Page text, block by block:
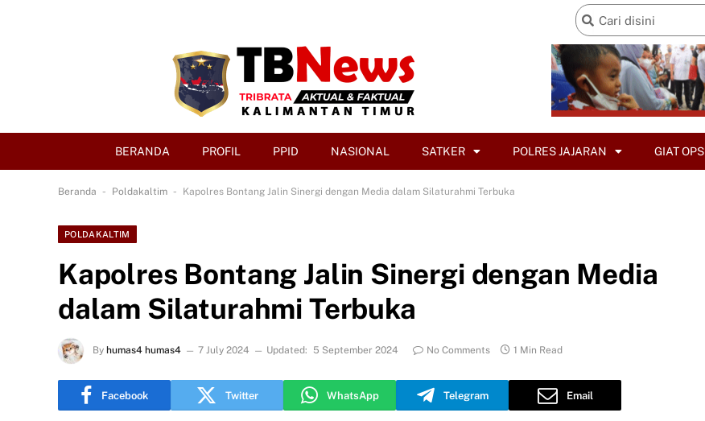
BERANDA PROFIL PPID NASIONAL SATKER POLRES JAJARAN GIAT OPS
Beranda - Poldakaltim - Kapolres Bontang Jalin Sinergi dengan Media dalam Silaturahmi Terbuka
POLDAKALTIM
Kapolres Bontang Jalin Sinergi dengan Media
dalam Silaturahmi Terbuka
By humas4 humas4 7 July 2024 Updated: 5 September 2024 No Comments 1 Min Read
Facebook Twitter WhatsApp Telegram Email